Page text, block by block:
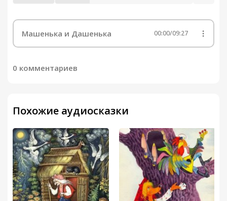
Машенька и Дашенька 00:00/09:27
0 комментариев
Похожие аудиосказки